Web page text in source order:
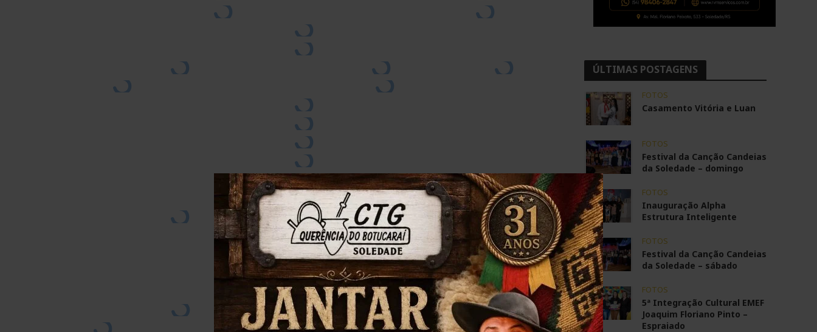
ÚLTIMAS POSTAGENS
FOTOS
Casamento Vitória e Luan
FOTOS
Festival da Canção Candeias
da Soledade – domingo
FOTOS
Inauguração Alpha
Estrutura Inteligente
FOTOS
Festival da Canção Candeias
da Soledade – sábado
FOTOS
5ª Integração Cultural EMEF
Joaquim Floriano Pinto –
Espraiado